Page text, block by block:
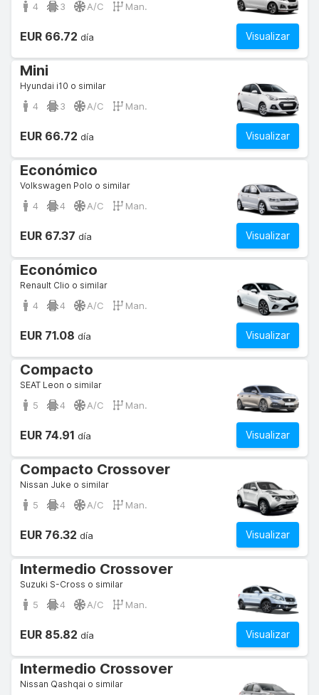
4 3 A/C Man.
Visualizar
EUR 66.72 día
Mini
Hyundai i10 o similar
4 3 A/C Man.
Visualizar
EUR 66.72 día
Económico
Volkswagen Polo o similar
4 4 A/C Man.
Visualizar
EUR 67.37 día
Económico
Renault Clio o similar
4 4 A/C Man.
Visualizar
EUR 71.08 día
Compacto
SEAT Leon o similar
5 4 A/C Man.
Visualizar
EUR 74.91 día
Compacto Crossover
Nissan Juke o similar
5 4 A/C Man.
Visualizar
EUR 76.32 día
Intermedio Crossover
Suzuki S-Cross o similar
5 4 A/C Man.
Visualizar
EUR 85.82 día
Intermedio Crossover
Nissan Qashqai o similar